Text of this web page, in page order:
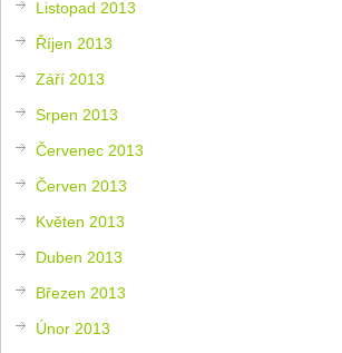
Listopad 2013
Říjen 2013
Září 2013
Srpen 2013
Červenec 2013
Červen 2013
Květen 2013
Duben 2013
Březen 2013
Únor 2013